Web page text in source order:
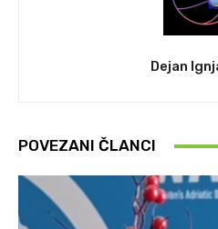
Dejan
POVEZANI ČLANCI